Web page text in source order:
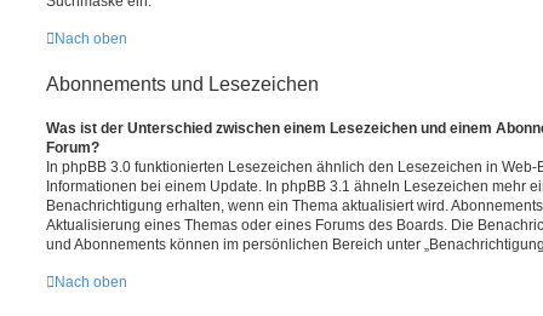
Nach oben
Abonnements und Lesezeichen
Was ist der Unterschied zwischen einem Lesezeichen und einem
Forum?
In phpBB 3.0 funktionierten Lesezeichen ähnlich den Lesezeichen in
Informationen bei einem Update. In phpBB 3.1 ähneln Lesezeichen mehr
Benachrichtigung erhalten, wenn ein Thema aktualisiert wird.
Aktualisierung eines Themas oder eines Forums des Boards. Die
und Abonnements können im persönlichen Bereich unter
Nach oben